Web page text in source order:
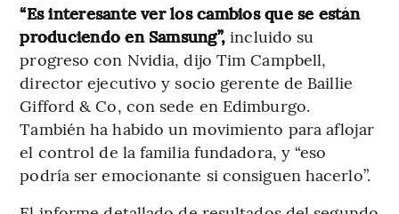
“Es interesante ver los cambios que se están
produciendo en Samsung”, incluido su
progreso con Nvidia, dijo Tim Campbell,
director ejecutivo y socio gerente de Baillie
Gifford & Co, con sede en Edimburgo.
También ha habido un movimiento para aflojar
el control de la familia fundadora, y “eso
podría ser emocionante si consiguen hacerlo”.